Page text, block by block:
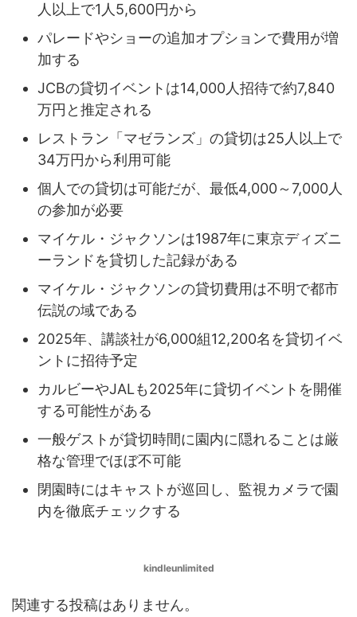
人以上で1人5,600円から
パレードやショーの追加オプションで費用が増
加する
JCBの貸切イベントは14,000人招待で約7,840
万円と推定される
レストラン「マゼランズ」の貸切は25人以上で
34万円から利用可能
個人での貸切は可能だが、最低4,000～7,000人
の参加が必要
マイケル・ジャクソンは1987年に東京ディズニ
ーランドを貸切した記録がある
マイケル・ジャクソンの貸切費用は不明で都市
伝説の域である
2025年、講談社が6,000組12,200名を貸切イベ
ントに招待予定
カルビーやJALも2025年に貸切イベントを開催
する可能性がある
一般ゲストが貸切時間に園内に隠れることは厳
格な管理でほぼ不可能
閉園時にはキャストが巡回し、監視カメラで園
内を徹底チェックする
kindleunlimited
関連する投稿はありません。